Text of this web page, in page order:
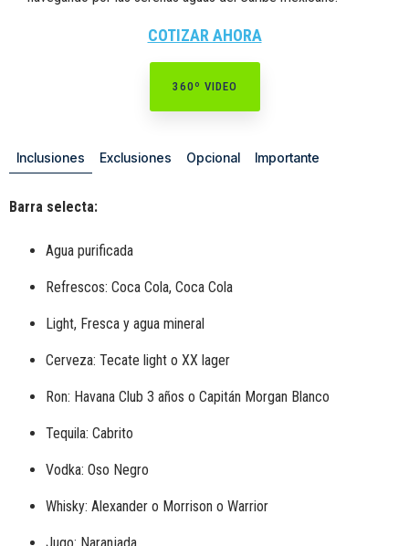
COTIZAR AHORA
360º VIDEO
Inclusiones Exclusiones Opcional Importante
Barra selecta:
Agua purificada
Refrescos: Coca Cola, Coca Cola
Light, Fresca y agua mineral
Cerveza: Tecate light o XX lager
Ron: Havana Club 3 años o Capitán Morgan Blanco
Tequila: Cabrito
Vodka: Oso Negro
Whisky: Alexander o Morrison o Warrior